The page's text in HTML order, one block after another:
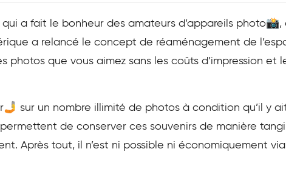
a fait le bonheur des amateurs d’appareils photo📸,
a relancé le concept de réaménagement de
que vous aimez sans les coûts d’impression et
sur un nombre illimité de photos à condition qu’il y
de conserver ces souvenirs de manière
Après tout, il n’est ni possible ni économiquement